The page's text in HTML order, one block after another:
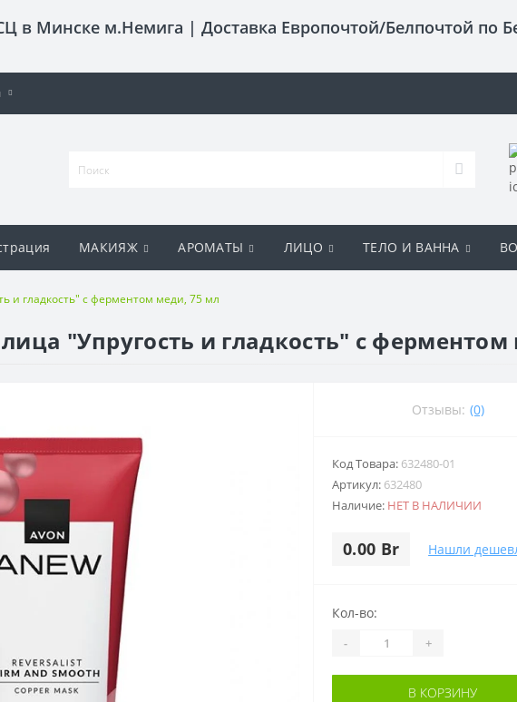
в Минске м.Немига | Доставка Европочтой/Белпочтой по
МАКИЯЖ АРОМАТЫ ЛИЦО ТЕЛО И ВАННА
и гладкость" с ферментом меди, 75 мл
"Упругость и гладкость" с
Отзывы: (0)
Код Товара: 632480-01
Артикул: 632480
Наличие: НЕТ В НАЛИЧИИ
0.00 Br Нашли
Кол-во:
- +
В КОРЗИНУ